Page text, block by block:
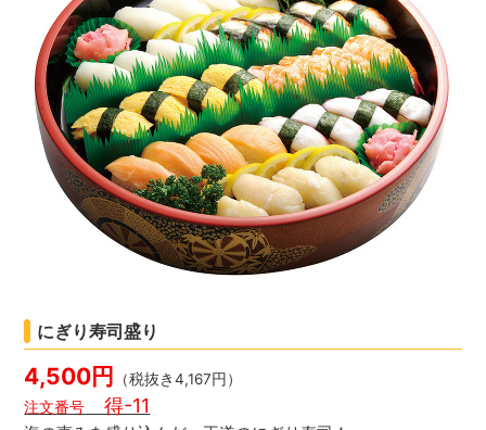
にぎり寿司盛り
4,500円
（税抜き4,167円）
注文番号
得-11